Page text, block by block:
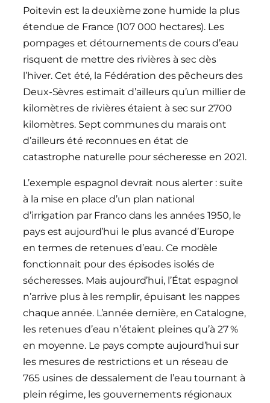
Poitevin est la deuxième zone humide la plus
étendue de France (107 000 hectares). Les
pompages et détournements de cours d’eau
risquent de mettre des rivières à sec dès
l’hiver. Cet été, la Fédération des pêcheurs des
Deux-Sèvres estimait d’ailleurs qu’un millier de
kilomètres de rivières étaient à sec sur 2700
kilomètres. Sept communes du marais ont
d’ailleurs été reconnues en état de
catastrophe naturelle pour sécheresse en 2021.
L’exemple espagnol devrait nous alerter : suite
à la mise en place d’un plan national
d’irrigation par Franco dans les années 1950, le
pays est aujourd’hui le plus avancé d’Europe
en termes de retenues d’eau. Ce modèle
fonctionnait pour des épisodes isolés de
sécheresses. Mais aujourd’hui, l’État espagnol
n’arrive plus à les remplir, épuisant les nappes
chaque année. L’année dernière, en Catalogne,
les retenues d’eau n’étaient pleines qu’à 27 %
en moyenne. Le pays compte aujourd’hui sur
les mesures de restrictions et un réseau de
765 usines de dessalement de l’eau tournant à
plein régime, les gouvernements régionaux